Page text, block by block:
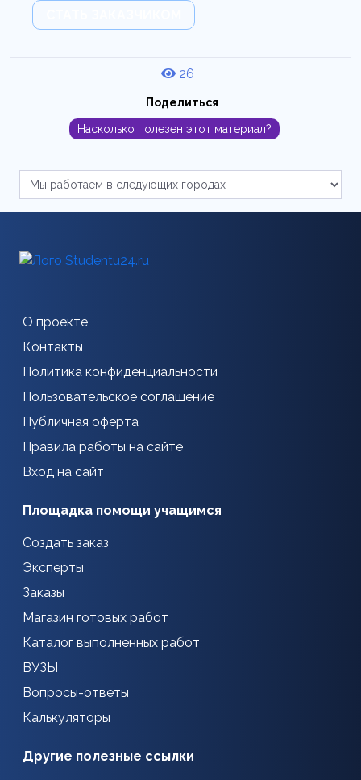
26
Поделиться
Насколько полезен этот материал?
О проекте
Контакты
Политика конфиденциальности
Пользовательское соглашение
Публичная оферта
Правила работы на сайте
Вход на сайт
Площадка помощи учащимся
Создать заказ
Эксперты
Заказы
Магазин готовых работ
Каталог выполненных работ
ВУЗЫ
Вопросы-ответы
Калькуляторы
Другие полезные ссылки